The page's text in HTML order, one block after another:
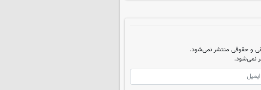
و حقوقی منتشر نمی‌شود.
نمی‌شود.